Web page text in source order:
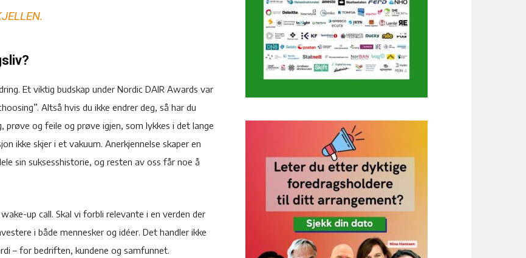
Et viktig budskap under Nordic DAIR Awards var
Altså hvis du ikke endrer deg, så har du
og feile og prøve igjen, som lykkes i det lange
ikke skjer i et vakuum. Anerkjennelse skaper en
sin suksesshistorie, og resten av oss får noe å
up call. Skal vi forbli relevante i en verden der
i både mennesker og idéer. Det handler ikke
– for bedriften, kundene og samfunnet.